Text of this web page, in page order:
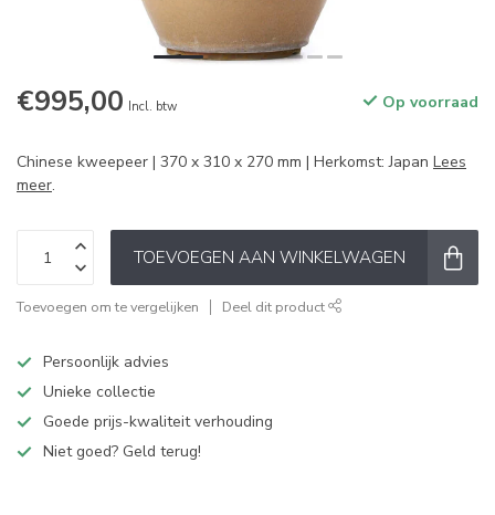
€995,00 Incl. btw Op voorraad
Chinese kweepeer | 370 x 310 x 270 mm | Herkomst: Japan Lees
meer.
TOEVOEGEN AAN WINKELWAGEN
Toevoegen om te vergelijken Deel dit product
Persoonlijk advies
Unieke collectie
Goede prijs-kwaliteit verhouding
Niet goed? Geld terug!